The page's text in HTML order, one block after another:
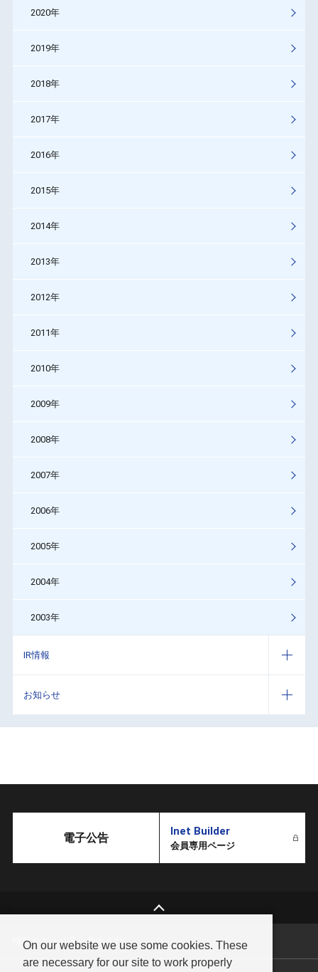
2020年
2019年
2018年
2017年
2016年
2015年
2014年
2013年
2012年
2011年
2010年
2009年
2008年
2007年
2006年
2005年
2004年
2003年
IR情報
お知らせ
電子公告 Inet Builder
会員専用ページ
情報セキュリティ基本方針
On our website we use some cookies. These
are necessary for our site to work properly